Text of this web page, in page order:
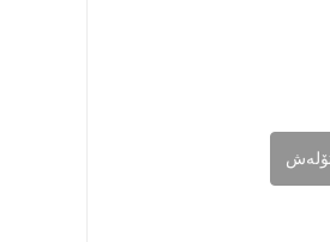
تۆلەش